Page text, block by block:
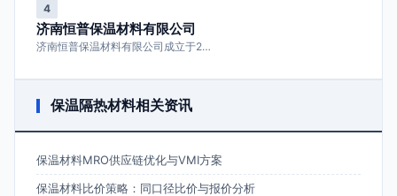
4
济南恒普保温材料有限公司
济南恒普保温材料有限公司成立于2…
保温隔热材料相关资讯
保温材料MRO供应链优化与VMI方案
保温材料比价策略：同口径比价与报价分析